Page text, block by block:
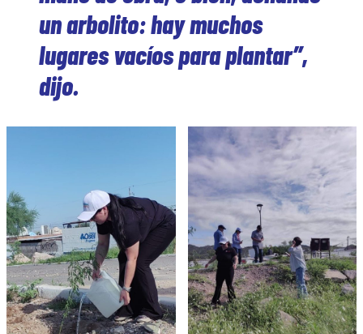
un arbolito: hay muchos
lugares vacíos para plantar”,
dijo.